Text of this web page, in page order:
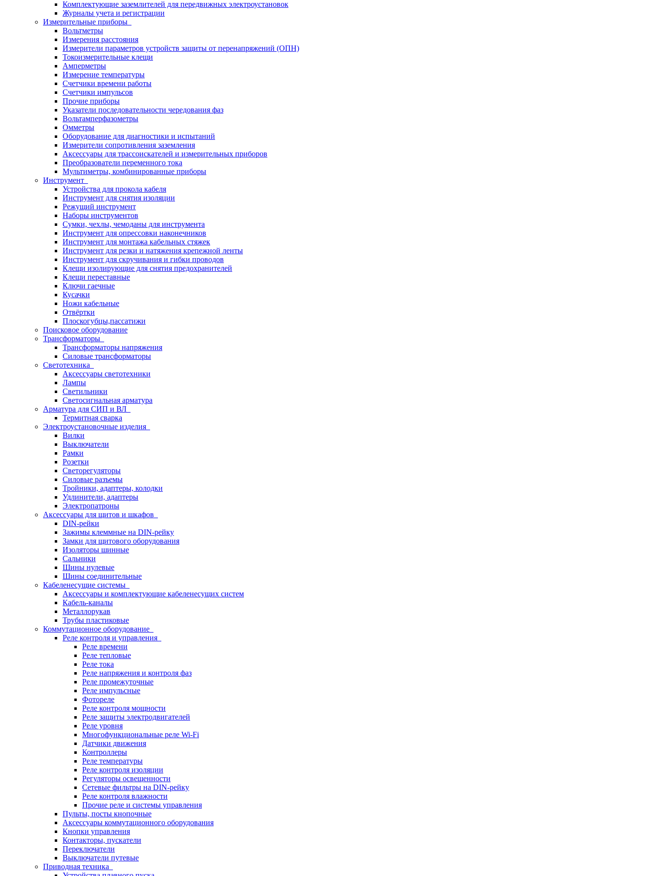
Комплектующие заземлителей для передвижных электроустановок
Журналы учета и регистрации
Измерительные приборы
Вольтметры
Измерения расстояния
Измерители параметров устройств защиты от перенапряжений (ОПН)
Токоизмерительные клещи
Амперметры
Измерение температуры
Счетчики времени работы
Счетчики импульсов
Прочие приборы
Указатели последовательности чередования фаз
Вольтамперфазометры
Омметры
Оборудование для диагностики и испытаний
Измерители сопротивления заземления
Аксессуары для трассоискателей и измерительных приборов
Преобразователи переменного тока
Мультиметры, комбинированные приборы
Инструмент
Устройства для прокола кабеля
Инструмент для снятия изоляции
Режущий инструмент
Наборы инструментов
Сумки, чехлы, чемоданы для инструмента
Инструмент для опрессовки наконечников
Инструмент для монтажа кабельных стяжек
Инструмент для резки и натяжения крепежной ленты
Инструмент для скручивания и гибки проводов
Клещи изолирующие для снятия предохранителей
Клещи переставные
Ключи гаечные
Кусачки
Ножи кабельные
Отвёртки
Плоскогубцы,пассатижи
Поисковое оборудование
Трансформаторы
Трансформаторы напряжения
Силовые трансформаторы
Светотехника
Аксессуары светотехники
Лампы
Светильники
Светосигнальная арматура
Арматура для СИП и ВЛ
Термитная сварка
Электроустановочные изделия
Вилки
Выключатели
Рамки
Розетки
Светорегуляторы
Силовые разъемы
Тройники, адаптеры, колодки
Удлинители, адаптеры
Электропатроны
Аксессуары для щитов и шкафов
DIN-рейки
Зажимы клеммные на DIN-рейку
Замки для щитового оборудования
Изоляторы шинные
Сальники
Шины нулевые
Шины соединительные
Кабеленесущие системы
Аксессуары и комплектующие кабеленесущих систем
Кабель-каналы
Металлорукав
Трубы пластиковые
Коммутационное оборудование
Реле контроля и управления
Реле времени
Реле тепловые
Реле тока
Реле напряжения и контроля фаз
Реле промежуточные
Реле импульсные
Фотореле
Реле контроля мощности
Реле защиты электродвигателей
Реле уровня
Многофункциональные реле Wi-Fi
Датчики движения
Контроллеры
Реле температуры
Реле контроля изоляции
Регуляторы освещенности
Сетевые фильтры на DIN-рейку
Реле контроля влажности
Прочие реле и системы управления
Пульты, посты кнопочные
Аксессуары коммутационного оборудования
Кнопки управления
Контакторы, пускатели
Переключатели
Выключатели путевые
Приводная техника